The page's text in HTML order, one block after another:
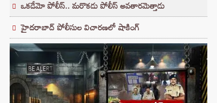
ఒకడేమో పోలీస్.. మరొకడు పోలీస్ అవతారమెత్తాడు
హైదరాబాద్‌ పోలీసుల విచారణలో షాకింగ్